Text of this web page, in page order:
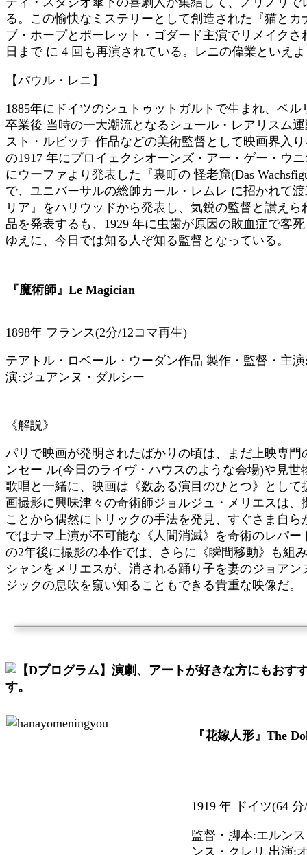
る。この愉快なミステリーとして創造された『猫とカ
ブ・ホープとポーレット・ゴダード主演でリメイク
日まで に 4 回も再演されている。レニの偉業といえ
【パウル・レニ】
1885年にドイツのシュトゥットガルトで生まれ、ベ
卒業後 当時の一大潮流となるシュール・レアリスム
スト・ルビッチ 作品などの美術監督として映画界入
の1917 年にプロイェクシオーンズ・アー・ゲー・ウ
にウーファより発表した『裏町の 怪老窟(Das
で、ユニバーサルの総帥カール・レムレ に招かれて
リア』をハリウッドから発表し、気鋭の監督と讃え
品を発表するも、1929 年に虫歯が原因の敗血症で客
ゆえに、今日では知る人ぞ知る監督となっている。
『魔術師』Le Magician
1898年 フランス(2分/12コマ再生)
テアトル・ロベール・ウーダン作品 製作・監督・主
演:ジュアンヌ・ダルシー
《解説》
パリで映画が発明されたばかりの頃は、まだ上映専
ンセー ル(今日のライヴ・ハウスのような会場)や見
歌唱と一緒に、映画は《数ある演目のひとつ》とし
画撮影に興味津々の奇術師ジョルジュ・メリエスは
ことから偶然にトリックの手法を発見、すぐさま自
ではナマ上演が不可能な《人間消滅》を奇術のレパ
の2年後に撮影の本作では、さらに《瞬間移動》も組
シャンをメリエスが、消される踊り子を妻のジョア
ジックの息吹を窺い知ることもできる貴重な映像だ。
『花嫁人形』The
1919 年 ドイツ(64
監督・脚本:エルン
ンス・クレリ 出演: